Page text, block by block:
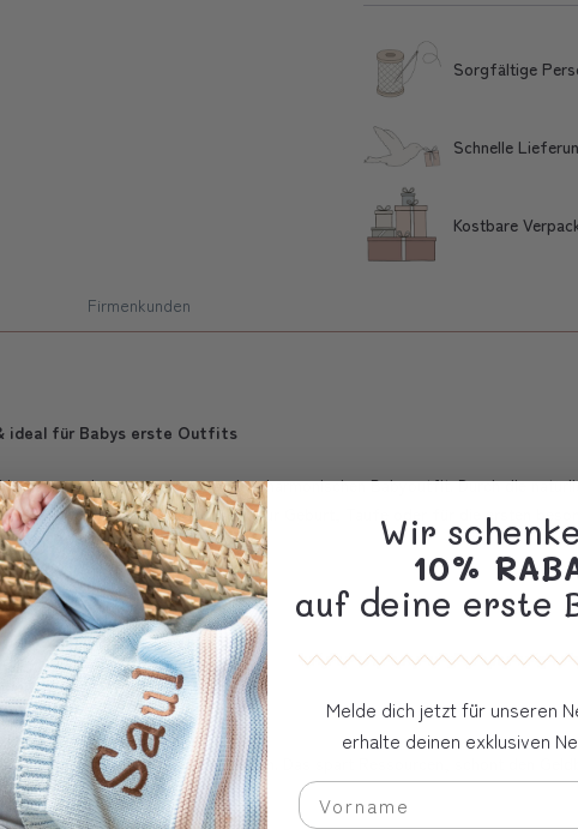
Sorgfältige
Schnelle
Kostbare
Firmenkunden
ideal für Babys erste Outfits
Jersey zu einem rundum harmonischen Babyoutfit. Durch die
es sich perfekt als Geschenk zur Geburt, Taufe oder für die ersten
100) mit hübschen Holzknöpfen.
(gerippter Jersey)
(gerippter Jersey)
Baumwolle
längeren Zeitraum getragen werden. Das spart Ressourcen, schont den
Wir
10%
auf deine erste
Melde dich jetzt für unseren
erhalte deinen exklusiven